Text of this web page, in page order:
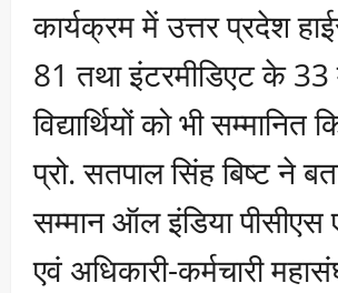
कार्यक्रम में उत्तर प्रदेश
81 तथा इंटरमीडिएट के 33
विद्यार्थियों को भी सम्मानित
प्रो. सतपाल सिंह बिष्ट ने
सम्मान ऑल इंडिया पीसीएस
एवं अधिकारी-कर्मचारी